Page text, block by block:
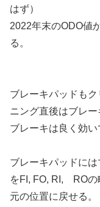
はず）
2022年末のODO値
る。
ブレーキパッドも
ニング直後はブレー
ブレーキは良く効い
ブレーキパッドに
をFI, FO, RI, ROの
元の位置に戻せる。